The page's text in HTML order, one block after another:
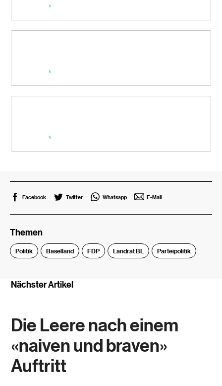
Facebook Twitter Whatsapp E-Mail
Themen
Politik Baselland FDP Landrat BL Parteipolitik
Nächster Artikel
Die Leere nach einem
«naiven und braven»
Auftritt